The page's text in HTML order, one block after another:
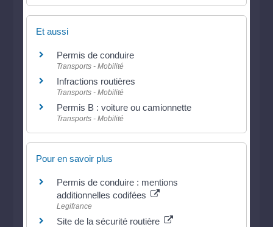
Et aussi
Permis de conduire
Transports - Mobilité
Infractions routières
Transports - Mobilité
Permis B : voiture ou camionnette
Transports - Mobilité
Pour en savoir plus
Permis de conduire : mentions
additionnelles codifées
Legifrance
Site de la sécurité routière